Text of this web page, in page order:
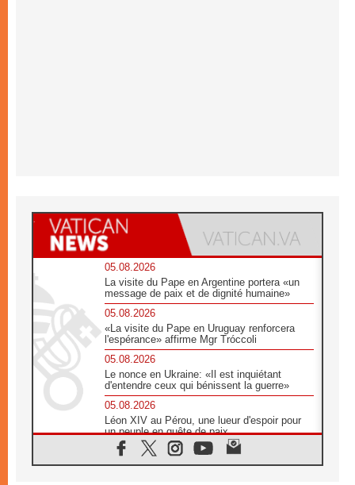
05.08.2026
La visite du Pape en Argentine portera «un
message de paix et de dignité humaine»
05.08.2026
«La visite du Pape en Uruguay renforcera
l'espérance» affirme Mgr Tróccoli
05.08.2026
Le nonce en Ukraine: «Il est inquiétant
d'entendre ceux qui bénissent la guerre»
05.08.2026
Léon XIV au Pérou, une lueur d'espoir pour
un peuple en quête de paix
05.08.2026
SCEAM: L'Église en Afrique vers